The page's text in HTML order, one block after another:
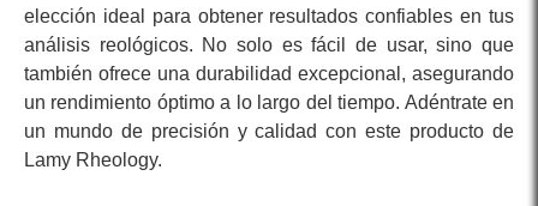
elección ideal para obtener resultados confiables en tus
análisis reológicos. No solo es fácil de usar, sino que
también ofrece una durabilidad excepcional, asegurando
un rendimiento óptimo a lo largo del tiempo. Adéntrate en
un mundo de precisión y calidad con este producto de
Lamy Rheology.